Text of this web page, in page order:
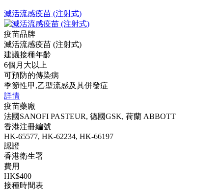
滅活流感疫苗 (注射式)
疫苗品牌
滅活流感疫苗 (注射式)
建議接種年齡
6個月大以上
可預防的傳染病
季節性甲,乙型流感及其併發症
詳情
疫苗藥廠
法國SANOFI PASTEUR, 德國GSK, 荷蘭 ABBOTT
香港注冊編號
HK-65577, HK-62234, HK-66197
認證
香港衛生署
費用
HK$400
接種時間表